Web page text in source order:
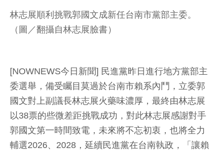
林志展順利挑戰郭國文成新任台南市黨部主委。
（圖／翻攝自林志展臉書）
[NOWNEWS今日新聞] 民進黨昨日進行地方黨部主
委選舉，備受矚目莫過於台南市賴系內鬥，立委郭
國文對上副議長林志展火藥味濃厚，最終由林志展
以38票的些微差距挑戰成功，對此林志展感謝對手
郭國文第一時間致電，未來將不忘初衷，也將全力
輔選2026、2028，延續民進黨在台南執政，「讓賴